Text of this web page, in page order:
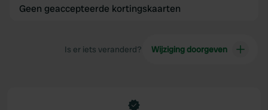
Geen geaccepteerde kortingskaarten
Is er iets veranderd? Wijziging doorgeven